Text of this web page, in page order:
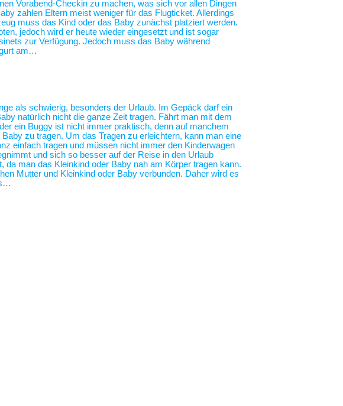
Vorabend-Checkin zu machen, was sich vor allen Dingen
zahlen Eltern meist weniger für das Flugticket. Allerdings
muss das Kind oder das Baby zunächst platziert werden.
jedoch wird er heute wieder eingesetzt und ist sogar
zur Verfügung. Jedoch muss das Baby während
am…
als schwierig, besonders der Urlaub. Im Gepäck darf ein
natürlich nicht die ganze Zeit tragen. Fährt man mit dem
ein Buggy ist nicht immer praktisch, denn auf manchem
zu tragen. Um das Tragen zu erleichtern, kann man eine
einfach tragen und müssen nicht immer den Kinderwagen
und sich so besser auf der Reise in den Urlaub
man das Kleinkind oder Baby nah am Körper tragen kann.
Mutter und Kleinkind oder Baby verbunden. Daher wird es